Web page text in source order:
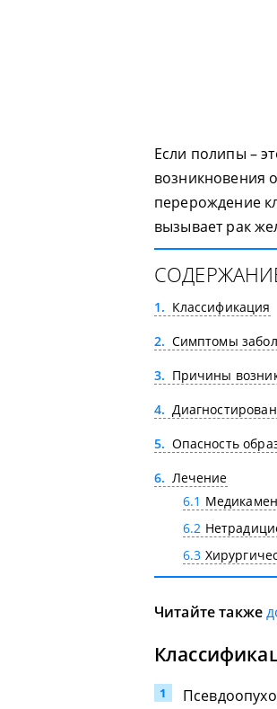
Если полипы –
возникновения
перерождение
вызывает рак
1
Классификация
2
Симптомы
3
Причины
4
5
Опасность
6
Лечение
6.1
6.2
6.3
Читайте также